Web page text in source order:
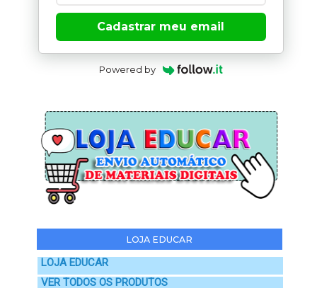
Cadastrar meu email
Powered by
LOJA EDUCAR
LOJA EDUCAR
VER TODOS OS PRODUTOS